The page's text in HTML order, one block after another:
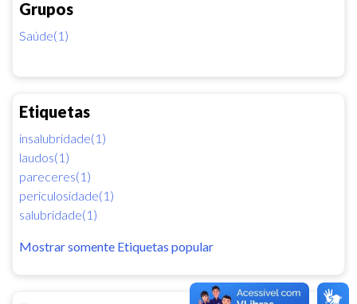
Grupos
Saúde(1)
Etiquetas
insalubridade(1)
laudos(1)
pareceres(1)
periculosidade(1)
salubridade(1)
Mostrar somente Etiquetas popular